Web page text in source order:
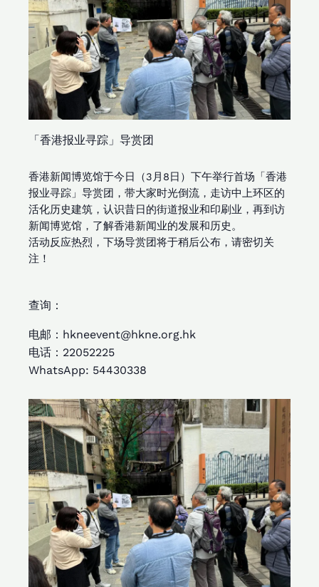
「香港报业寻踪」导赏团
香港新闻博览馆于今日（3月8日）下午举行首场「香港
报业寻踪」导赏团，带大家时光倒流，走访中上环区的
活化历史建筑，认识昔日的街道报业和印刷业，再到访
新闻博览馆，了解香港新闻业的发展和历史。
活动反应热烈，下场导赏团将于稍后公布，请密切关
注！
查询：
电邮：hkneevent@hkne.org.hk
电话：22052225
WhatsApp: 54430338​